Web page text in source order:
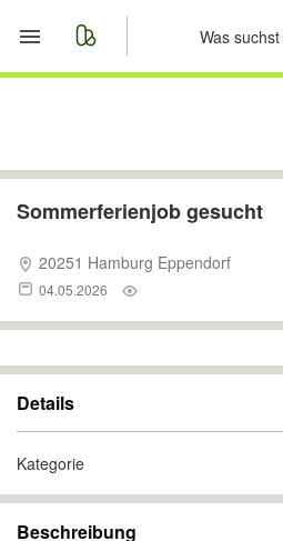
Nachrichten
Anzeige aufgeben
Sommerferienjob gesucht
20251 Hamburg Eppendorf
04.05.2026
Details
Kategorie
Beschreibung